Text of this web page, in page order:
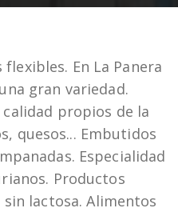
En La Panera
gran variedad.
propios de la
quesos... Embutidos
Especialidad
Productos
lactosa. Alimentos